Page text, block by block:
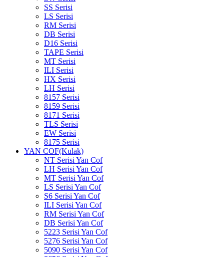
SS Serisi
LS Serisi
RM Serisi
DB Serisi
D16 Serisi
TAPE Serisi
MT Serisi
ILI Serisi
HX Serisi
LH Serisi
8157 Serisi
8159 Serisi
8171 Serisi
TLS Serisi
EW Serisi
8175 Serisi
YAN COF(Kulak)
NT Serisi Yan Cof
LH Serisi Yan Cof
MT Serisi Yan Cof
LS Serisi Yan Cof
S6 Serisi Yan Cof
ILI Serisi Yan Cof
RM Serisi Yan Cof
DB Serisi Yan Cof
5223 Serisi Yan Cof
5276 Serisi Yan Cof
5090 Serisi Yan Cof